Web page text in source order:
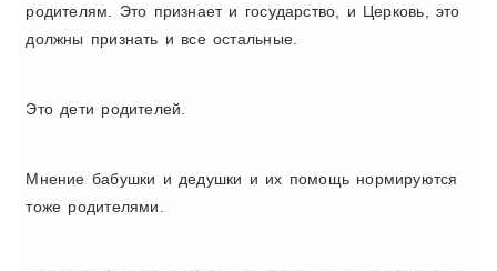
родителям. Это признает и государство, и Церковь, это
должны признать и все остальные.
Это дети родителей.
Мнение бабушки и дедушки и их помощь нормируются
тоже родителями.